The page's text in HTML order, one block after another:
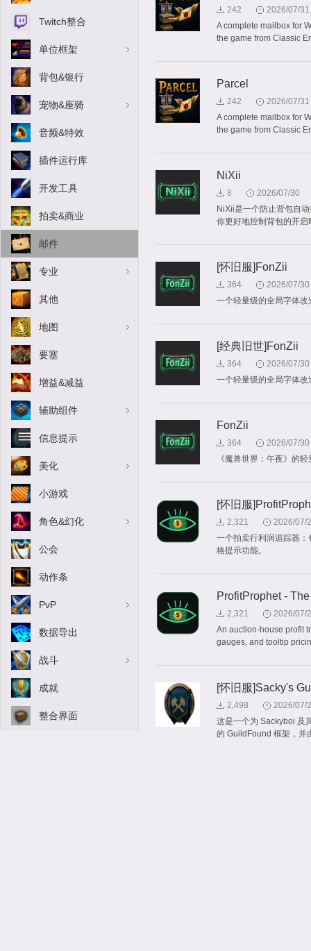
Twitch整合
单位框架
背包&银行
宠物&座骑
音频&特效
插件运行库
开发工具
拍卖&商业
邮件
专业
其他
地图
要塞
增益&减益
辅助组件
信息提示
美化
小游戏
角色&幻化
公会
动作条
PvP
数据导出
战斗
成就
整合界面
242
2026/07/31
A complete mailbox for
the game from Classic
Parcel
242
2026/07/31
A complete mailbox for
the game from Classic
NiXii
8
2026/07/30
NiXii是一个防止背包自
你更好地控制背包的开启
[怀旧服]FonZii
364
2026/07/30
一个轻量级的全局字体
[经典旧世]FonZii
364
2026/07/30
一个轻量级的全局字体
FonZii
364
2026/07/30
《魔兽世界：午夜》的
[怀旧服
2,321
2026/07/
一个拍卖行利润追踪器
格提示功能。
ProfitProphet -
2,321
2026/07/
An auction-house profit
gauges, and tooltip
[怀旧服]Sacky's
2,498
2026/07/
这是一个为 Sackyboi 及
的 GuildFound 框架，并